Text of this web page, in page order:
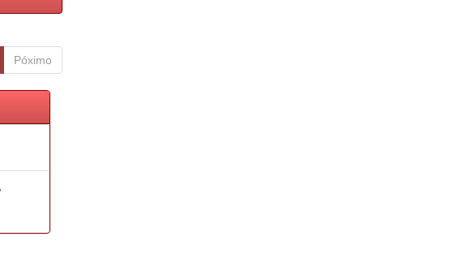
Póximo